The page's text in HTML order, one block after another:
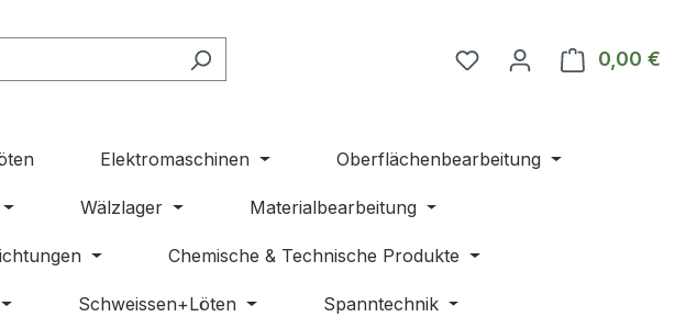
Du hast 0 Produkte auf
0,00 €
Elektromaschinen Oberflächenbearbeitung
Wälzlager Materialbearbeitung
Chemische & Technische Produkte
Schweissen+Löten Spanntechnik